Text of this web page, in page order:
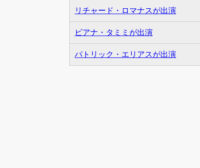
リチャード・ロマナスが出演
ビアナ・タミミが出演
パトリック・エリアスが出演